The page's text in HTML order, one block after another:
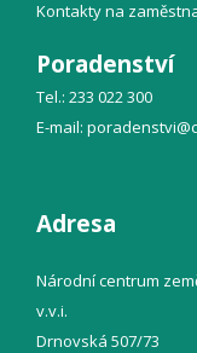
Kontakty na
Poradenství
Tel.: 233 022 300
E-mail: poradenstvi@
Adresa
Národní centrum
v.v.i.
Drnovská 507/73